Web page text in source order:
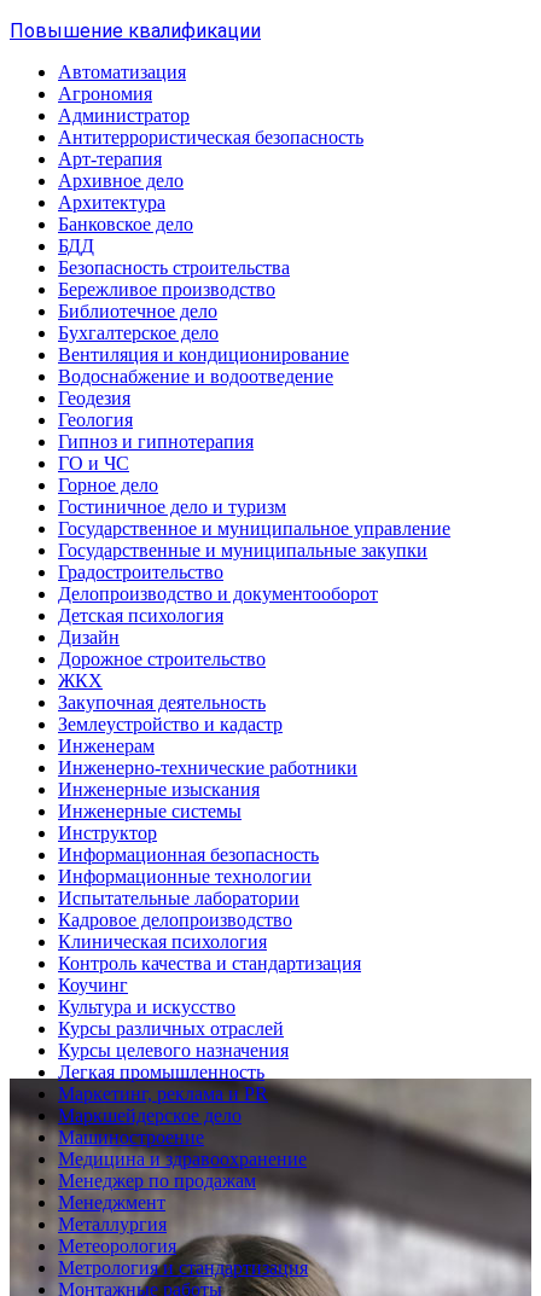
Повышение квалификации
Автоматизация
Агрономия
Администратор
Антитеррористическая безопасность
Арт-терапия
Архивное дело
Архитектура
Банковское дело
БДД
Безопасность строительства
Бережливое производство
Библиотечное дело
Бухгалтерское дело
Вентиляция и кондиционирование
Водоснабжение и водоотведение
Геодезия
Геология
Гипноз и гипнотерапия
ГО и ЧС
Горное дело
Гостиничное дело и туризм
Государственное и муниципальное управление
Государственные и муниципальные закупки
Градостроительство
Делопроизводство и документооборот
Детская психология
Дизайн
Дорожное строительство
ЖКХ
Закупочная деятельность
Землеустройство и кадастр
Инженерам
Инженерно-технические работники
Инженерные изыскания
Инженерные системы
Инструктор
Информационная безопасность
Информационные технологии
Испытательные лаборатории
Кадровое делопроизводство
Клиническая психология
Контроль качества и стандартизация
Коучинг
Культура и искусство
Курсы различных отраслей
Курсы целевого назначения
Легкая промышленность
Маркетинг, реклама и PR
Маркшейдерское дело
Машиностроение
Медицина и здравоохранение
Менеджер по продажам
Менеджмент
Металлургия
Метеорология
Метрология и стандартизация
Монтажные работы